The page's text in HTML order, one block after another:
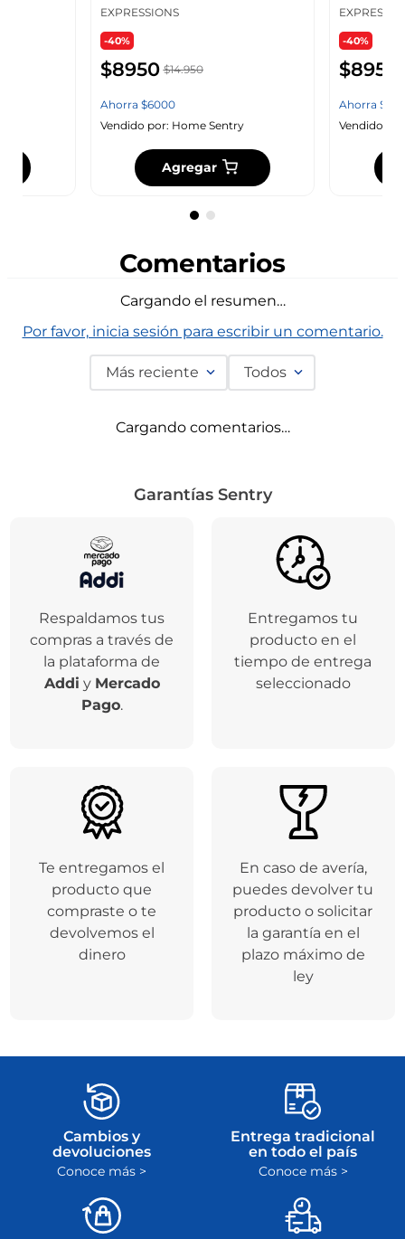
EXPRESSIONS
-40%
$8950 $14.950
Ahorra $6000
Vendido por: Home Sentry
Agregar
-40%
$8950
Ahorra$
Vendido
Comentarios
Cargando el resumen…
Por favor, inicia sesión para escribir un comentario.
Más reciente Todos
Cargando comentarios…
Garantías Sentry
Respaldamos tus
compras a través de
la plataforma de
Addi y Mercado
Pago.
Entregamos tu
producto en el
tiempo de entrega
seleccionado
Te entregamos el
producto que
compraste o te
devolvemos el
dinero
En caso de avería,
puedes devolver tu
producto o solicitar
la garantía en el
plazo máximo de
ley
Cambios y
devoluciones
Conoce más >
Entrega tradicional
en todo el país
Conoce más >